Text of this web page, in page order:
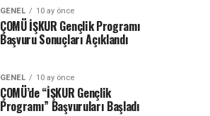
GENEL 10 ay önce
ÇOMÜ İŞKUR Gençlik Programı
Başvuru Sonuçları Açıklandı
GENEL 10 ay önce
ÇOMÜ’de “İŞKUR Gençlik
Programı” Başvuruları Başladı